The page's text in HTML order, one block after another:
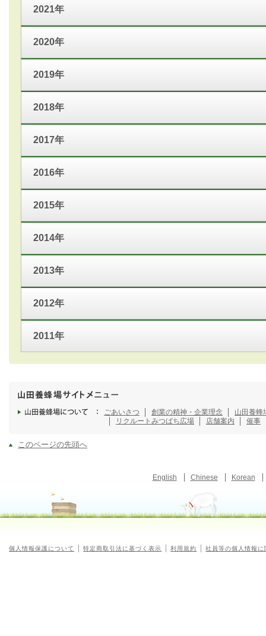
2021年
2020年
2019年
2018年
2017年
2016年
2015年
2014年
2013年
2012年
2011年
ごあいさつ 創業の精神・企業理念
山田養蜂
リクルート みつばち広場 店舗案内 催事
このページの先頭へ
English Chinese Korean
個人情報保護について 特定商取引法に基づく表示 利用規約 社員等の個人情報